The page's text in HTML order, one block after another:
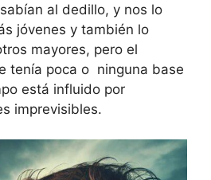
al dedillo, y nos lo
jóvenes y también lo
mayores, pero el
tenía poca o ninguna base
está influido por
imprevisibles.